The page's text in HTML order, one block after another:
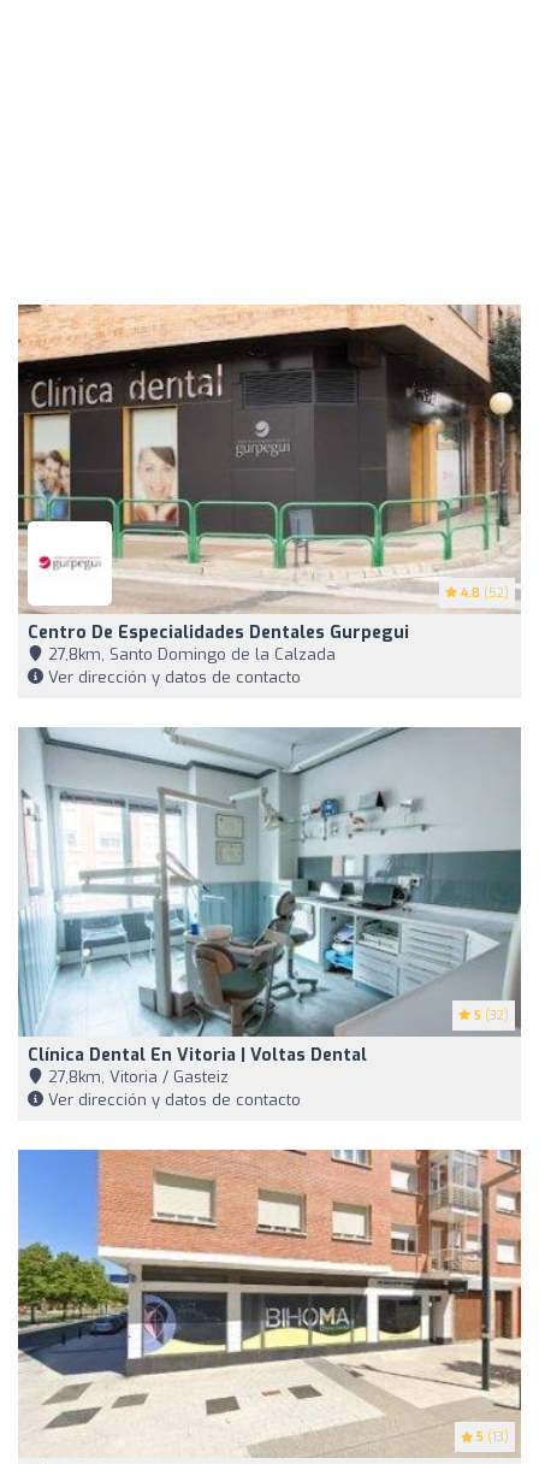
4.8 (52)
Centro De Especialidades Dentales Gurpegui
27,8km, Santo Domingo de la Calzada
Ver dirección y datos de contacto
5 (32)
Clínica Dental En Vitoria | Voltas Dental
27,8km, Vitoria / Gasteiz
Ver dirección y datos de contacto
5 (13)